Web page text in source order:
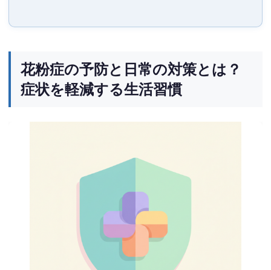
花粉症の予防と日常の対策とは？
症状を軽減する生活習慣